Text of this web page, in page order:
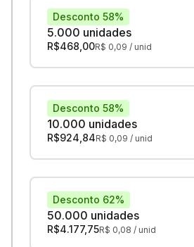
5.000 unidades
Desconto 58%
R$468,00R$ 0,09 / unid
10.000 unidades
Desconto 58%
R$924,84R$ 0,09 / unid
50.000 unidades
Desconto 62%
R$4.177,75R$ 0,08 / unid